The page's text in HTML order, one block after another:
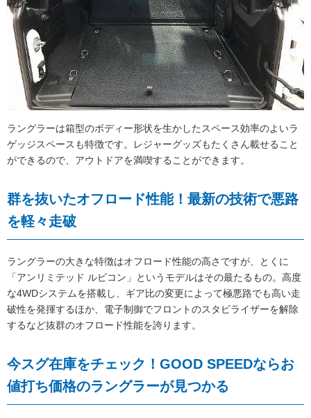
ラングラーは箱型のボディー形状を生かしたスペース効率のよいラ
ゲッジスペースも特徴です。レジャーグッズもたくさん載せること
ができるので、アウトドアを満喫することができます。
群を抜いたオフロード性能！最新の技術で悪路
を軽々走破
ラングラーの大きな特徴はオフロード性能の高さですが、とくに
「アンリミテッド ルビコン」というモデルはその最たるもの。高度
な4WDシステムを搭載し、ギア比の変更によって極悪路でも高い走
破性を発揮するほか、電子制御でフロントのスタビライザーを解除
するなど抜群のオフロード性能を誇ります。
今スグ在庫をチェック！GOOD SPEEDならお
値打ち価格のラングラーが見つかる